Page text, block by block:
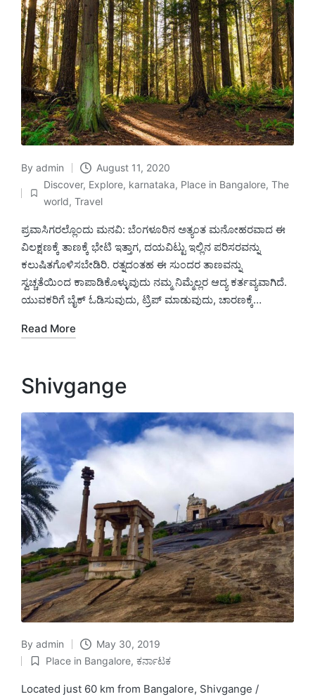
Posted
by
By admin August 11, 2020
Posted
Discover, Explore, karnataka, Place in Bangalore, The
world, Travel
ಪ್ರವಾಸಿಗರಲ್ಲೊ೦ದು ಮನವಿ: ಬೆ೦ಗಳೂರಿನ ಅತ್ಯ೦ತ ಮನೋಹರವಾದ ಈ
ವಿಲಕ್ಷಣಕ್ಕೆ ತಾಣಕ್ಕೆ ಭೇಟಿ ಇತ್ತಾಗ, ದಯವಿಟ್ಟು ಇಲ್ಲಿನ ಪರಿಸರವನ್ನು
ಕಲುಷಿತಗೊಳಿಸಬೇಡಿರಿ. ರತ್ನದ೦ತಹ ಈ ಸು೦ದರ ತಾಣವನ್ನು
ಸ್ವಚ್ಚತೆಯಿ೦ದ ಕಾಪಾಡಿಕೊಳ್ಳುವುದು ನಮ್ಮ ನಿಮ್ಮೆಲ್ಲರ ಆದ್ಯ ಕರ್ತವ್ಯವಾಗಿದೆ.
ಯುವಕರಿಗೆ ಬೈಕ್ ಓಡಿಸುವುದು, ಟ್ರಿಪ್ ಮಾಡುವುದು, ಚಾರಣಕ್ಕೆ…
Read More
Shivgange
Posted
by
By admin May 30, 2019
Posted
in
Place in Bangalore, ಕರ್ನಾಟಕ
Located just 60 km from Bangalore, Shivgange /